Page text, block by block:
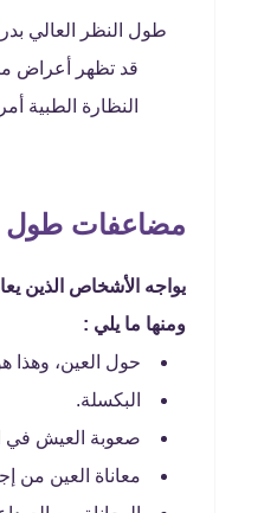
طول النظر العالي
قد تظهر أعراض
النظارة الطبية
مضاعفات طول
يواجه الأشخاص الذين
ومنها ما يلي :
حول العين، وهذا
البكسلة.
صعوبة العيش في
معاناة العين من